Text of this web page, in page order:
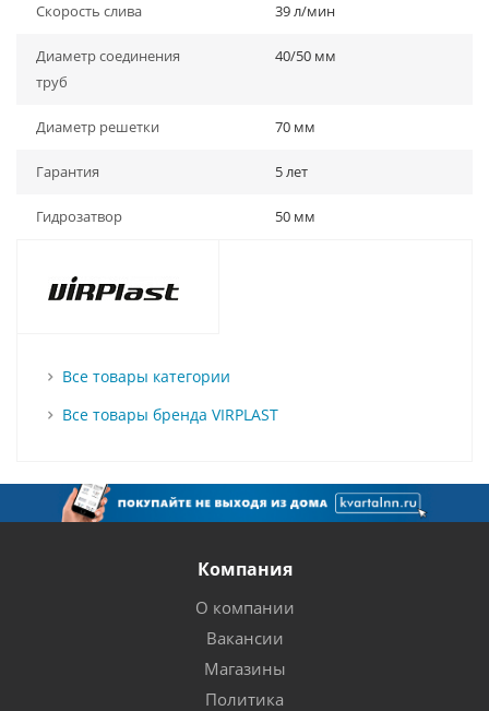
Скорость слива 39 л/мин
Диаметр соединения
труб
40/50 мм
Диаметр решетки 70 мм
Гарантия 5 лет
Гидрозатвор 50 мм
Все товары категории
Все товары бренда VIRPLAST
Компания
О компании
Вакансии
Магазины
Политика